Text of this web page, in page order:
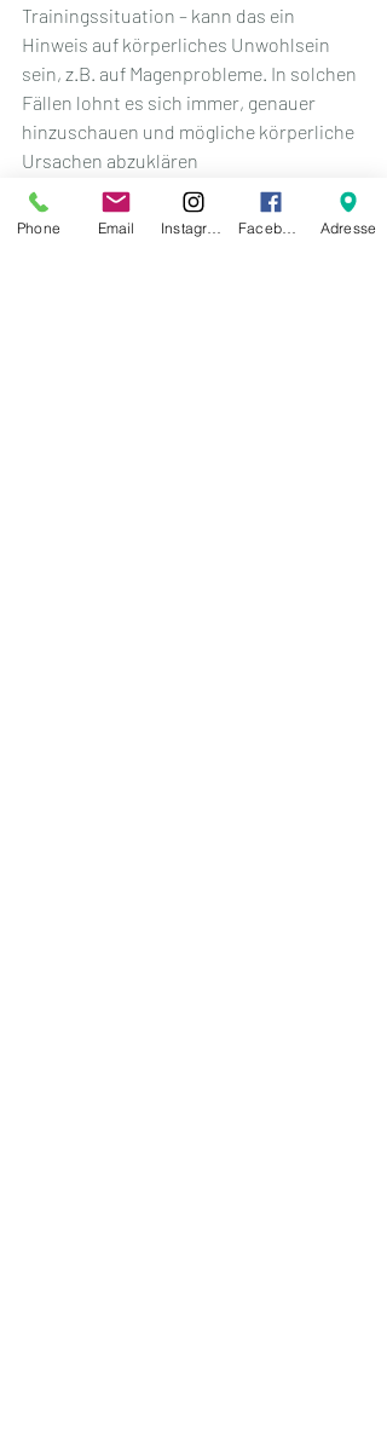
Trainingssituation – kann das ein
Hinweis auf körperliches Unwohlsein
sein, z.B. auf Magenprobleme. In solchen
Fällen lohnt es sich immer, genauer
hinzuschauen und mögliche körperliche
Ursachen abzuklären
Beobachte dein Pferd aufmerksam
und
Phone Email Adresse